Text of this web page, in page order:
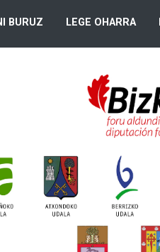
BURUZ LEGE OHARRA